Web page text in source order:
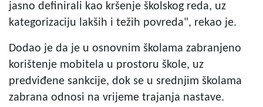
jasno definirali kao kršenje školskog reda, uz
kategorizaciju lakših i težih povreda", rekao je.
Dodao je da je u osnovnim školama zabranjeno
korištenje mobitela u prostoru škole, uz
predviđene sankcije, dok se u srednjim školama
zabrana odnosi na vrijeme trajanja nastave.